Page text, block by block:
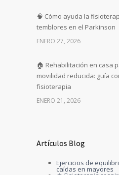
🧠 Cómo ayuda la
temblores en el Parkinson
ENERO 27, 2026
🏠 Rehabilitación en casa
movilidad reducida: guía
fisioterapia
ENERO 21, 2026
Artículos Blog
Ejercicios de
caídas en mayores